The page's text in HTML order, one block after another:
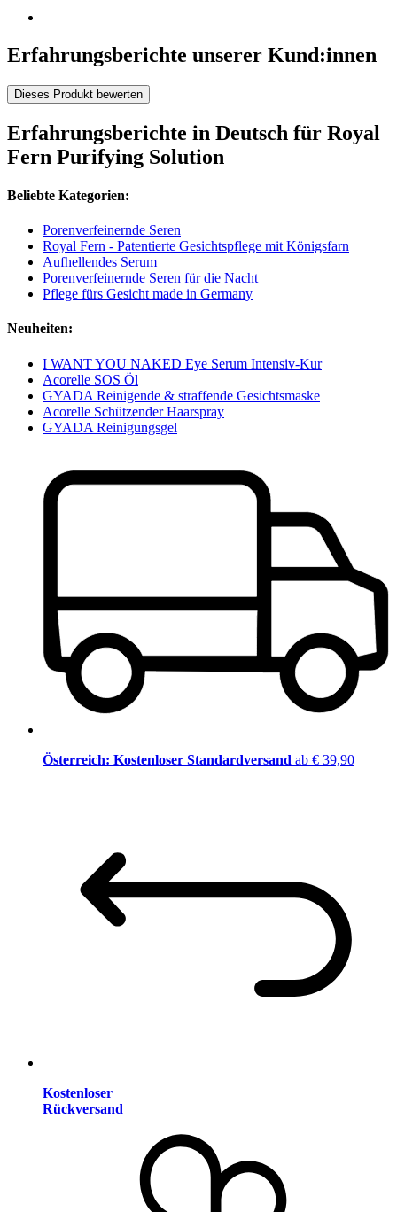
Erfahrungsberichte unserer Kund:innen
Dieses Produkt bewerten
Erfahrungsberichte in Deutsch für Royal
Fern Purifying Solution
Beliebte Kategorien:
Porenverfeinernde Seren
Royal Fern - Patentierte Gesichtspflege mit Königsfarn
Aufhellendes Serum
Porenverfeinernde Seren für die Nacht
Pflege fürs Gesicht made in Germany
Neuheiten:
I WANT YOU NAKED Eye Serum Intensiv-Kur
Acorelle SOS Öl
GYADA Reinigende & straffende Gesichtsmaske
Acorelle Schützender Haarspray
GYADA Reinigungsgel
Österreich: Kostenloser Standardversand ab € 39,90
Kostenloser
Rückversand